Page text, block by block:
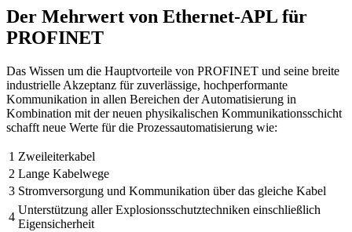
Der Mehrwert von Ethernet-APL für
PROFINET
Das Wissen um die Hauptvorteile von PROFINET und seine breite
industrielle Akzeptanz für zuverlässige, hochperformante
Kommunikation in allen Bereichen der Automatisierung in
Kombination mit der neuen physikalischen Kommunikationsschicht
schafft neue Werte für die Prozessautomatisierung wie:
1 Zweileiterkabel
2 Lange Kabelwege
3 Stromversorgung und Kommunikation über das gleiche Kabel
4
Unterstützung aller Explosionsschutztechniken einschließlich
Eigensicherheit